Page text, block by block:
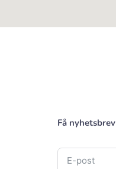
Få nyhetsbrev